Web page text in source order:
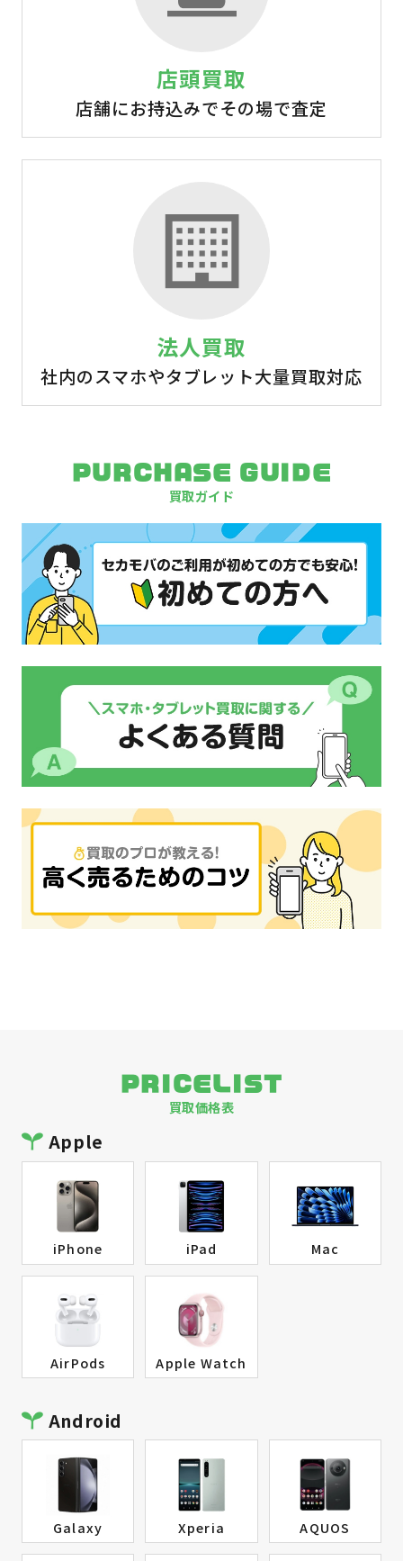
店頭買取
店舗にお持込みでその場で査定
法人買取
社内のスマホやタブレット大量買取対応
PURCHASE GUIDE
買取ガイド
PRICELIST
買取価格表
Apple
iPhone iPad Mac
AirPods Apple Watch
Android
Galaxy Xperia AQUOS